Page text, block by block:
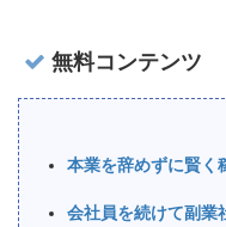
無料コンテンツ
本業を辞めずに賢く
会社員を続けて副業